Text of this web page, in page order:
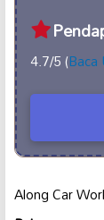
4.7/5 (Baca
Along Car